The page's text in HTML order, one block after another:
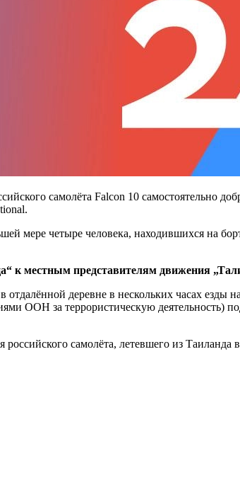
самолёта Falcon 10 самостоятельно
мере четыре человека, находившихся на
к местным представителям движения
деревне в нескольких часах
ООН за террористическую
российского самолёта, летевшего из